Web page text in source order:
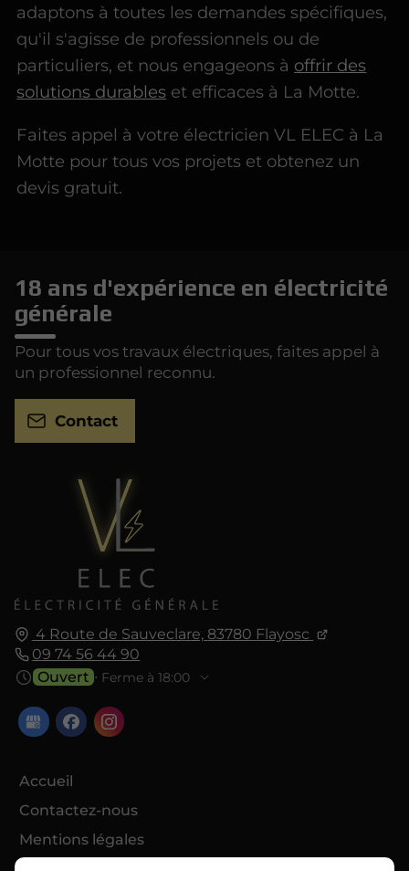
adaptons à toutes les demandes spécifiques,
qu'il s'agisse de professionnels ou de
particuliers, et nous engageons à offrir des
solutions durables et efficaces à La Motte.
Faites appel à votre électricien VL ELEC à La
Motte pour tous vos projets et obtenez un
devis gratuit.
4 Route de Sauveclare, 83780 Flayosc
09 74 56 44 90
Ouvert ⋅ Ferme à 18:00
Accueil
Contactez-nous
Mentions légales
18 ans d'expérience en électricité
générale
Pour tous vos travaux électriques, faites appel à
un professionnel reconnu.
Contact